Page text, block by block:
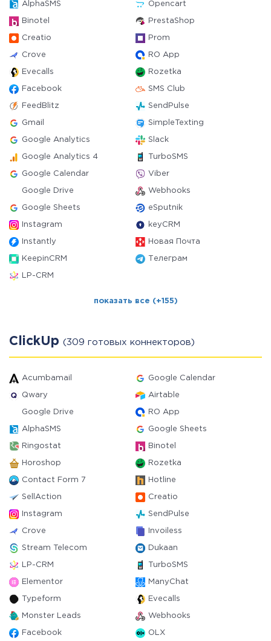
AlphaSMS Opencart
Binotel PrestaShop
Creatio Prom
Crove RO App
Evecalls Rozetka
Facebook SMS Club
FeedBlitz SendPulse
Gmail SimpleTexting
Google Analytics Slack
Google Analytics 4 TurboSMS
Google Calendar Viber
Google Drive Webhooks
Google Sheets eSputnik
Instagram keyCRM
Instantly Новая Почта
KeepinCRM Телеграм
LP-CRM
показать все (+155)
ClickUp (309 готовых коннекторов)
Acumbamail Google Calendar
Qwary Airtable
Google Drive RO App
AlphaSMS Google Sheets
Ringostat Binotel
Horoshop Rozetka
Contact Form 7 Hotline
SellAction Creatio
Instagram SendPulse
Crove Invoiless
Stream Telecom Dukaan
LP-CRM TurboSMS
Elementor ManyChat
Typeform Evecalls
Monster Leads Webhooks
Facebook OLX